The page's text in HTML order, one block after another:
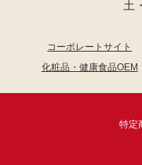
土
コーポレートサイト
化粧品・健康食品OEM
特定